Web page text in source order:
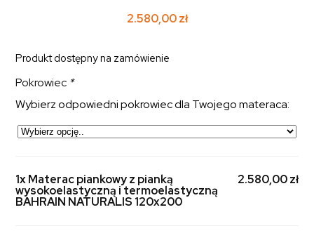
2.580,00zł
Produkt dostępny na zamówienie
Pokrowiec *
Wybierz odpowiedni pokrowiec dla Twojego materaca:
1x Materac piankowy z pianką
wysokoelastyczną i termoelastyczną
BAHRAIN NATURALIS 120x200
2.580,00 zł